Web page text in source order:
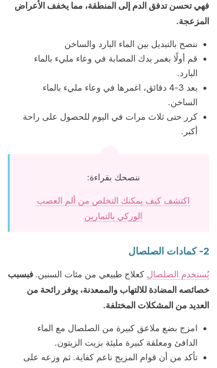
فهي تحسن تدفق الدم إلى المنطقة، مما يخفف الأعراض
المزعجة.
ننصح بالتبديل بين الماء البارد والساخن
قم أولًا بغمر يدك المصابة في وعاء مليء بالماء
البارد.
بعد 3-4 دقائق، اغمرها في وعاء مليء بالماء
الساخن.
كرر حتى ثلاث مرات في اليوم للحصول على راحة
أكبر.
ننصحك بقراءة:
اكتشف كيف يمكنك التخلص من ألم العصب
الوركي بالتمارين
2- كمادات الصلصال
يُستخدم الصلصال كعلاج طبيعي من مئات السنين. فبسبب
خصائصه المضادة للالتهاب والممعدنة، يوفر رائحة من
العديد من المشكلات المختلفة.
امزج بضع ملاعق كبيرة من الصلصال مع الماء
الدافئ ومعلقة كبيرة مليئة بزيت الزيتون.
تأكد من أن قوام المزيج ناعم كفاية. ثم وزعه على